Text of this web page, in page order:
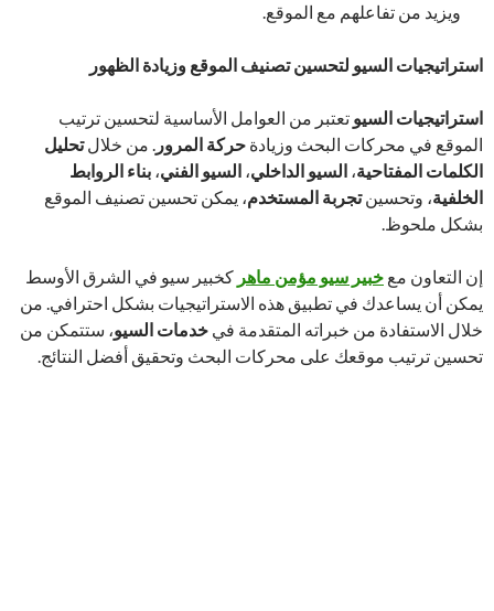
ويزيد من تفاعلهم مع الموقع.
استراتيجيات السيو لتحسين تصنيف الموقع وزيادة الظهور
استراتيجيات السيو تعتبر من العوامل الأساسية لتحسين ترتيب
الموقع في محركات البحث وزيادة حركة المرور . من خلالتحليل
الكلمات المفتاحية، السيو الداخلي، السيو الفني، بناء الروابط
الخلفية، وتحسينتجربة المستخدم، يمكن تحسين تصنيف الموقع
بشكل ملحوظ.
إن التعاون مع خبير سيو مؤمن ماهر كخبير سيو في الشرق الأوسط
يمكن أن يساعدك في تطبيق هذه الاستراتيجيات بشكل احترافي. من
خلال الاستفادة من خبراته المتقدمة في خدمات السيو، ستتمكن من
تحسين ترتيب موقعك على محركات البحث وتحقيق أفضل النتائج.